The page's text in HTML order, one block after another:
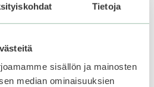
Tietoja
sisällön ja mainosten
median ominaisuuksien
4.17
Alkuperäinen
hinta
25,99€.
25,99€
Nykyinen
hinta
€
Lisää ostoskoriin